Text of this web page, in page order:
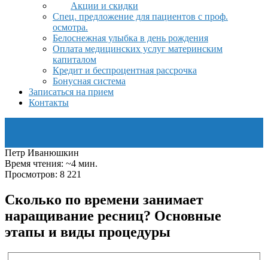
Акции и скидки
Спец. предложение для пациентов с проф.
осмотра.
Белоснежная улыбка в день рождения
Оплата медицинских услуг материнским
капиталом
Кредит и беспроцентная рассрочка
Бонусная система
Записаться на прием
Контакты
Петр Иванюшкин
Время чтения: ~4 мин.
Просмотров: 8 221
Сколько по времени занимает
наращивание ресниц? Основные
этапы и виды процедуры